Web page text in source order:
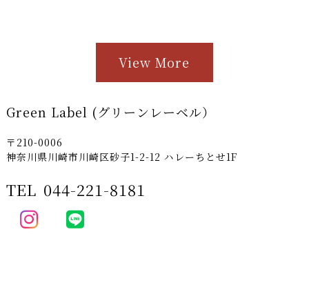
View More
Green Label (グリーンレーベル）
〒210-0006
神奈川県川崎市川崎区砂子1-2-12 ハレーちとせ1F
TEL 044-221-8181